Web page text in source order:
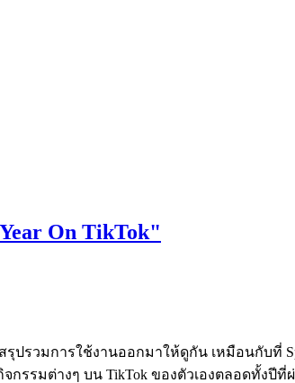
On TikTok"
วมการใช้งานออกมาให้ดูกัน เหมือนกับที่
กรรมต่างๆ บน TikTok ของตัวเองตลอดทั้งปีที่